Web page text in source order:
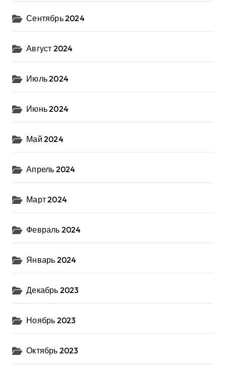
Сентябрь 2024
Август 2024
Июль 2024
Июнь 2024
Май 2024
Апрель 2024
Март 2024
Февраль 2024
Январь 2024
Декабрь 2023
Ноябрь 2023
Октябрь 2023